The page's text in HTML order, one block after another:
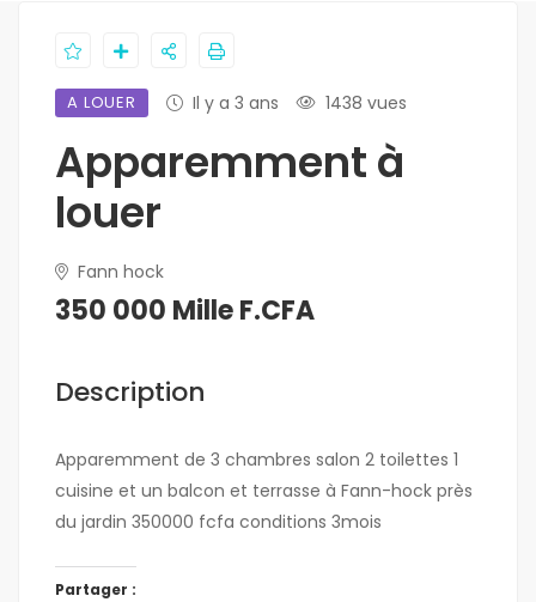
A LOUER Il y a 3 ans 1438 vues
Apparemment à
louer
Fann hock
350 000 Mille F.CFA
Description
Apparemment de 3 chambres salon 2 toilettes 1
cuisine et un balcon et terrasse à Fann-hock près
du jardin 350000 fcfa conditions 3mois
Partager :